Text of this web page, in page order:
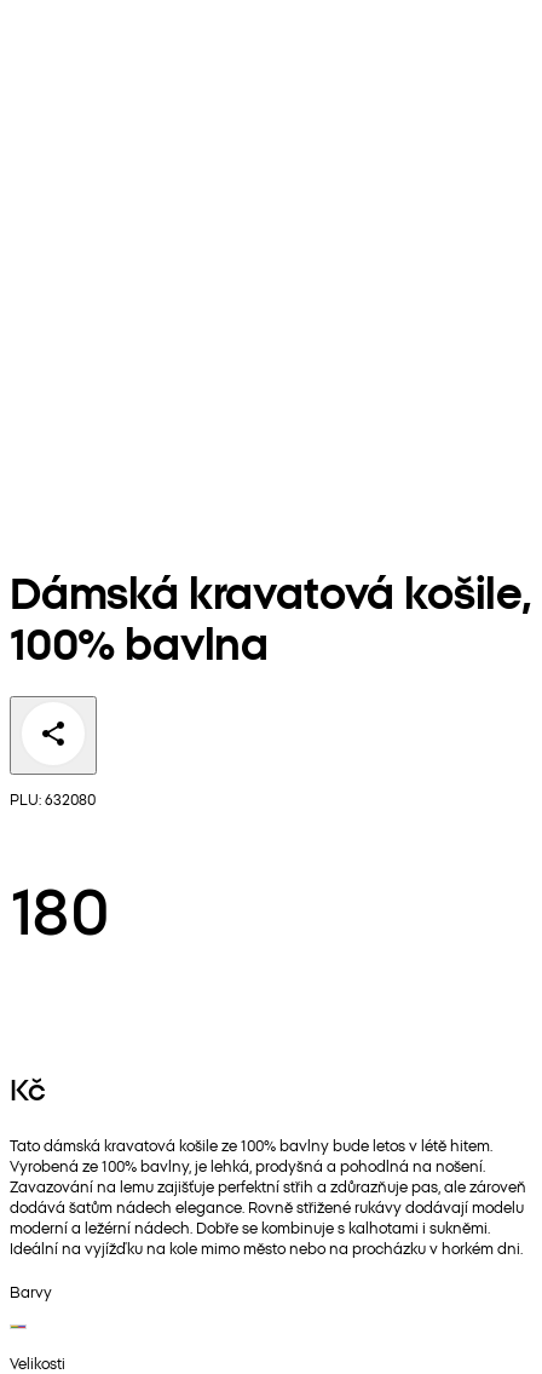
Dámská kravatová košile,
100% bavlna
PLU: 632080
180
Kč
Tato dámská kravatová košile ze 100% bavlny bude letos v létě hitem.
Vyrobená ze 100% bavlny, je lehká, prodyšná a pohodlná na nošení.
Zavazování na lemu zajišťuje perfektní střih a zdůrazňuje pas, ale zároveň
dodává šatům nádech elegance. Rovně střižené rukávy dodávají modelu
moderní a ležérní nádech. Dobře se kombinuje s kalhotami i sukněmi.
Ideální na vyjížďku na kole mimo město nebo na procházku v horkém dni.
Barvy
Velikosti